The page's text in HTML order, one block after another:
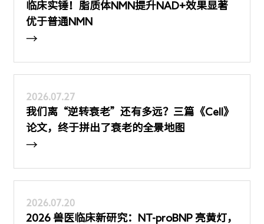
临床实锤！脂质体NMN提升NAD+效果显著
优于普通NMN
→
2026.07.27
我们离“逆转衰老”还有多远？三篇《Cell》
论文，终于拼出了衰老的全景地图
→
2026.07.20
2026 兽医临床新研究：NT-proBNP 亮黄灯，